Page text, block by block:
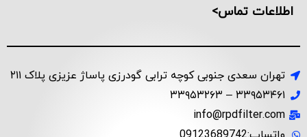
اطلاعات تماس>
تهران سعدی جنوبی کوچه ترابی گودرزی پاساژ عزیزی پلاک ۲۱۱
۳۳۹۵۳۴۶۱ – ۳۳۹۵۳۲۶۳
info@rpdfilter.com